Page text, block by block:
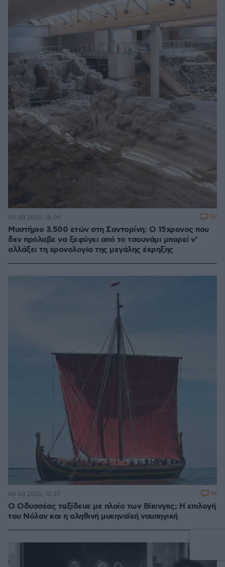
Μυστήριο 3.500 ετών στη Σαντορίνη: Ο 15χρονος που
δεν πρόλαβε να ξεφύγει από το τσουνάμι μπορεί ν'
αλλάξει τη χρονολογία της μεγάλης έκρηξης
08.08.2026, 18:08 59
Ο Οδυσσέας ταξίδευε με πλοίο των Βίκινγκς; Η επιλογή
του Νόλαν και η αληθινή μυκηναϊκή ναυπηγική
08.08.2026, 10:27 14